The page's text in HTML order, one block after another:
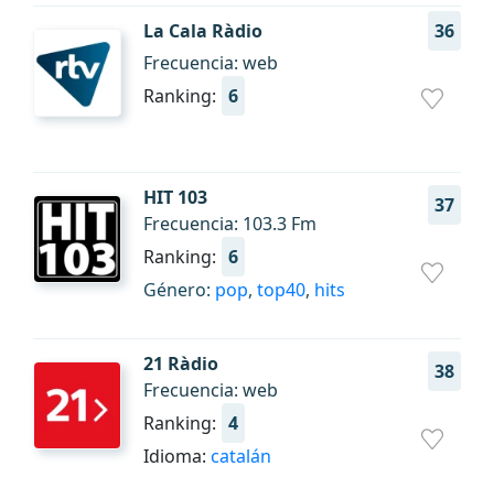
La Cala Ràdio
36
Frecuencia: web
Ranking: 6
HIT 103 37
Frecuencia: 103.3 Fm
Ranking: 6
Género: pop, top40, hits
21 Ràdio 38
Frecuencia: web
Ranking: 4
Idioma: catalán